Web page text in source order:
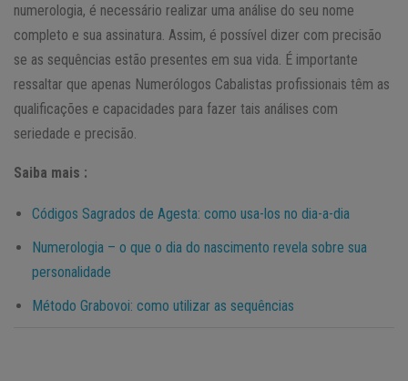
numerologia, é necessário realizar uma análise do seu nome
completo e sua assinatura. Assim, é possível dizer com precisão
se as sequências estão presentes em sua vida. É importante
ressaltar que apenas Numerólogos Cabalistas profissionais têm as
qualificações e capacidades para fazer tais análises com
seriedade e precisão.
Saiba mais :
Códigos Sagrados de Agesta: como usa-los no dia-a-dia
Numerologia – o que o dia do nascimento revela sobre sua
personalidade
Método Grabovoi: como utilizar as sequências